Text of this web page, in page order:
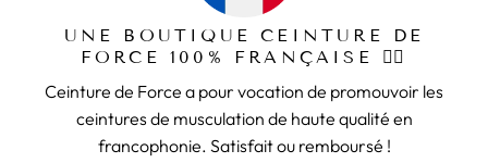
UNE BOUTIQUE CEINTURE DE
FORCE 100% FRANÇAISE 🏋️‍♂️
Ceinture de Force a pour vocation de promouvoir les
ceintures de musculation de haute qualité en
francophonie. Satisfait ou remboursé !